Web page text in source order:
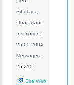
Sibulaga,
Onatawani
Inscription :
25-05-2004
Messages :
25 215
Site Web